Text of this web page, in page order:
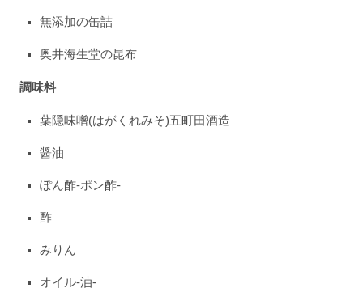
無添加の缶詰
奥井海生堂の昆布
調味料
葉隠味噌(はがくれみそ)五町田酒造
醤油
ぽん酢-ポン酢-
酢
みりん
オイル-油-